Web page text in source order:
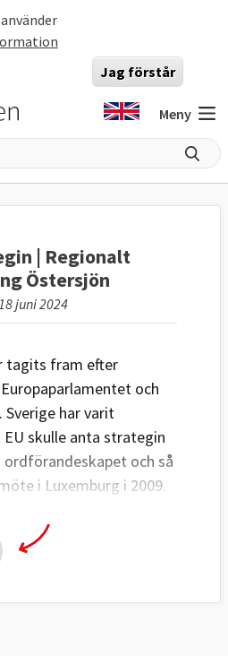
Jag förstår
Meny
| Regionalt
Östersjön
juni 2024
tagits fram efter
och
Sverige har varit
skulle anta strategin
ordförandeskapet och så
i Luxemburg i 2009.
fyra områden som
den nya strategin.
som en tredjedel av